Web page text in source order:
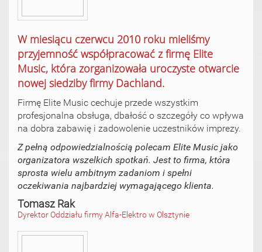
W miesiącu czerwcu 2010 roku mieliśmy
przyjemność współpracować z firmę Elite
Music, która zorganizowała uroczyste otwarcie
nowej siedziby firmy Dachland.
Firmę Elite Music cechuje przede wszystkim
profesjonalna obsługa, dbałość o szczegóły co wpływa
na dobra zabawię i zadowolenie uczestników imprezy.
Z pełną odpowiedzialnością polecam Elite Music jako
organizatora wszelkich spotkań. Jest to firma, która
sprosta wielu ambitnym zadaniom i spełni
oczekiwania najbardziej wymagającego klienta.
Tomasz Rak
Dyrektor Oddziału firmy Alfa-Elektro w Olsztynie